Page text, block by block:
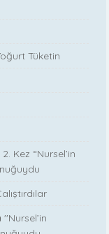
Tüketin
Kez “Nursel’in